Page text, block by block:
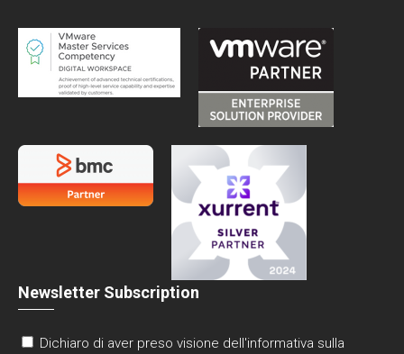
Newsletter Subscription
Dichiaro di aver preso visione dell'informativa sulla